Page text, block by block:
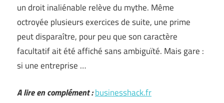
un droit inaliénable relève du mythe. Même
octroyée plusieurs exercices de suite, une prime
peut disparaître, pour peu que son caractère
facultatif ait été affiché sans ambiguïté. Mais gare :
si une entreprise …
A lire en complément :businesshack.fr